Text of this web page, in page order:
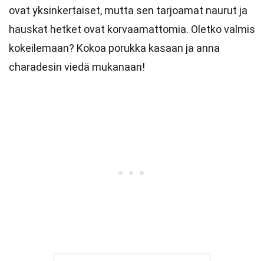
ovat yksinkertaiset, mutta sen tarjoamat naurut ja
hauskat hetket ovat korvaamattomia. Oletko valmis
kokeilemaan? Kokoa porukka kasaan ja anna
charadesin viedä mukanaan!